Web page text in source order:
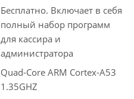
Бесплатно. Включает в себя
полный набор программ
для кассира и
администратора
Quad-Core ARM Cortex-A53
1.35GHZ